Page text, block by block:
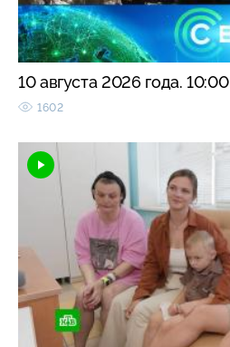
10 августа 2026 года. 10:00
1602